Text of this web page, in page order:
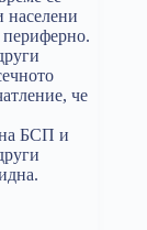
населени
периферно.
че
на БСП и